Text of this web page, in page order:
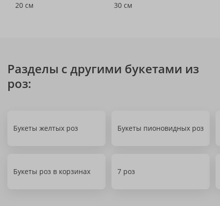
20 см
30 см
Разделы с другими букетами из
роз:
Букеты желтых роз Букеты пионовидных роз
Букеты роз в корзинах 7 роз